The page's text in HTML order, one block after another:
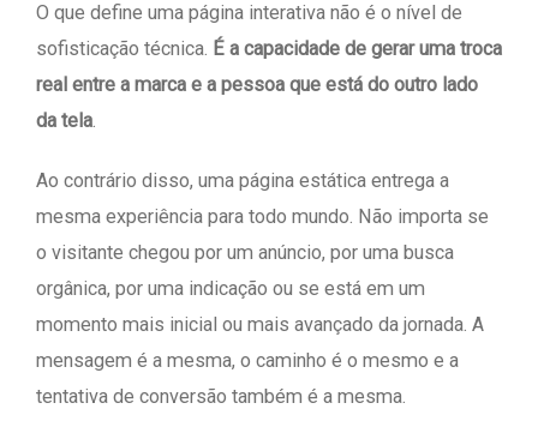
O que define uma página interativa não é o nível de
sofisticação técnica. É a capacidade de gerar uma troca
real entre a marca e a pessoa que está do outro lado
da tela.
Ao contrário disso, uma página estática entrega a
mesma experiência para todo mundo. Não importa se
o visitante chegou por um anúncio, por uma busca
orgânica, por uma indicação ou se está em um
momento mais inicial ou mais avançado da jornada. A
mensagem é a mesma, o caminho é o mesmo e a
tentativa de conversão também é a mesma.